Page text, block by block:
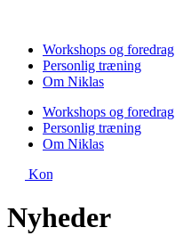
indholdWorkshops og foredrag
Personlig træning
Om Niklas
Workshops og foredrag
Personlig træning
Om Niklas
Kontakt
Nyheder